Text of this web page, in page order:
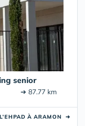
senior
➔ 87.77 km
À ARAMON ➜